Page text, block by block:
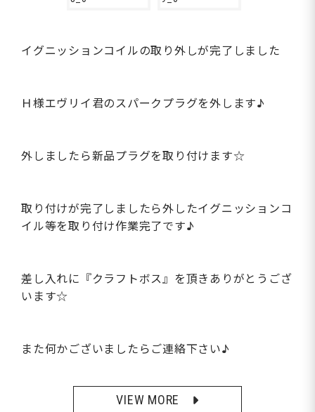
イグニッションコイルの取り外しが完了しました
Ｈ様エヴリイ君のスパークプラグを外します♪
外しましたら新品プラグを取り付けます☆
取り付けが完了しましたら外したイグニッションコ
イル等を取り付け作業完了です♪
差し入れに『クラフトボス』を頂きありがとうござ
います☆
また何かございましたらご連絡下さい♪
VIEW MORE